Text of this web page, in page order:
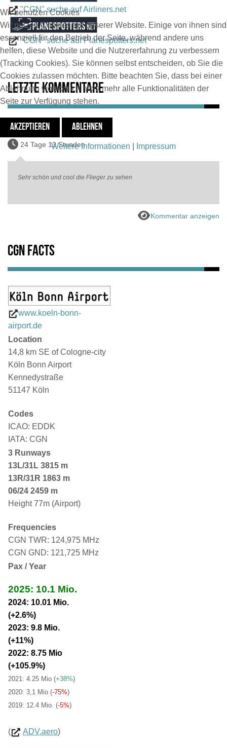
"CGN" suche auf Airliners.net
"CGN" suche auf Planespotters.net
Letzte Kommentare
Gisart Fabian
24 Tage 13 Stunden
Sehr schön und cool die Flieger zu sehen
Kommentar anzeigen
CGN Facts
www.koeln-bonn-
airport.de
Location
14,8 km SE of Cologne-city
Köln Bonn Airport
Kennedystraße
51147 Köln
Codes
ICAO: EDDK
IATA: CGN
3 Runways
13L/31L 3815 m
13R/31R 1863 m
06/24 2459 m
Height 77m (Airport)
Frequencies
CGN TWR: 124,975 MHz
CGN GND: 121,725 MHz
Pax / Year
2025: 10.1 Mio.
2024: 10.01 Mio.
(+2.6%)
2023: 9.8 Mio.
(+11%)
2022: 8.75 Mio
(+105.9%)
2021: 4.25 Mio (+38%)
2020: 3,1 Mio (-75%)
2019: 12.4 Mio. (-5%)
( ADV.aero)
Wir benutzen Cookies
Wir nutzen Cookies auf unserer Website. Einige von ihnen sind
essenziell für den Betrieb der Seite, während andere uns
helfen, diese Website und die Nutzererfahrung zu verbessern
(Tracking Cookies). Sie können selbst entscheiden, ob Sie die
Cookies zulassen möchten. Bitte beachten Sie, dass bei einer
Ablehnung womöglich nicht mehr alle Funktionalitäten der
Seite zur Verfügung stehen.
AKZEPTIEREN ABLEHNEN
Weitere Informationen Impressum